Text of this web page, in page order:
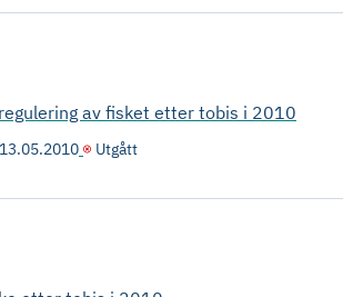
av fisket etter tobis i 2010
13.05.2010 Utgått